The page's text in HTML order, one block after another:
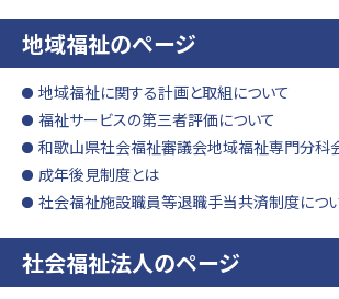
地域福祉のページ
地域福祉に関する計画と取組について
福祉サービスの第三者評価について
和歌山県社会福祉審議会地域福祉専門分科
成年後見制度とは
社会福祉施設職員等退職手当共済制度につ
社会福祉法人のページ